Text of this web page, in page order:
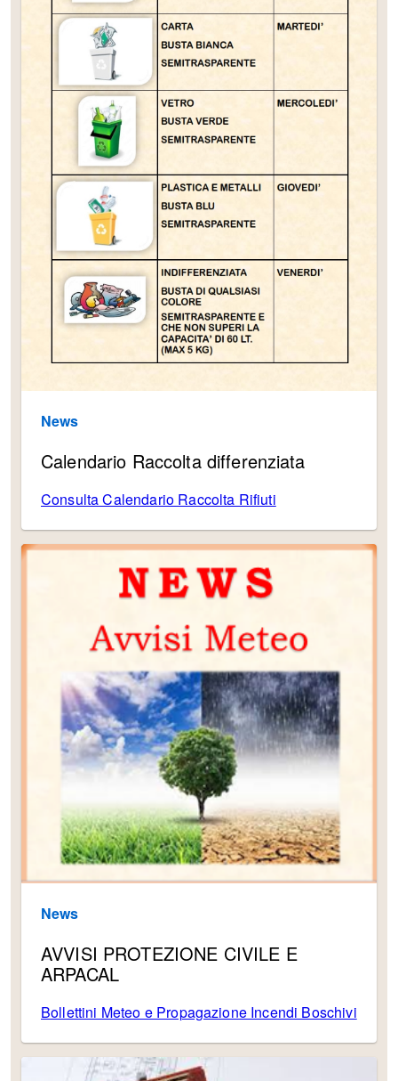
News
Calendario Raccolta differenziata
Consulta Calendario Raccolta Rifiuti
News
AVVISI PROTEZIONE CIVILE E
ARPACAL
Bollettini Meteo e Propagazione Incendi Boschivi